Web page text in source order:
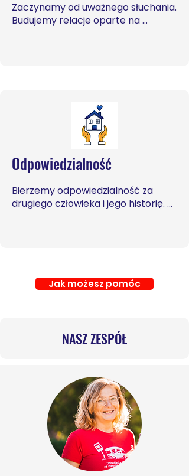
Zaczynamy od uważnego słuchania.
Budujemy relacje oparte na
Odpowiedzialność
Bierzemy odpowiedzialność za
drugiego człowieka i jego historię.
Bo każde dziecko zasługuje na
kogoś, kto zostanie - i na dobre, i na
Jak możesz pomóc
NASZ ZESPÓŁ